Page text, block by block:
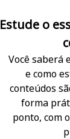
Estude o
Você saberá
e como
conteúdos
forma
ponto, com